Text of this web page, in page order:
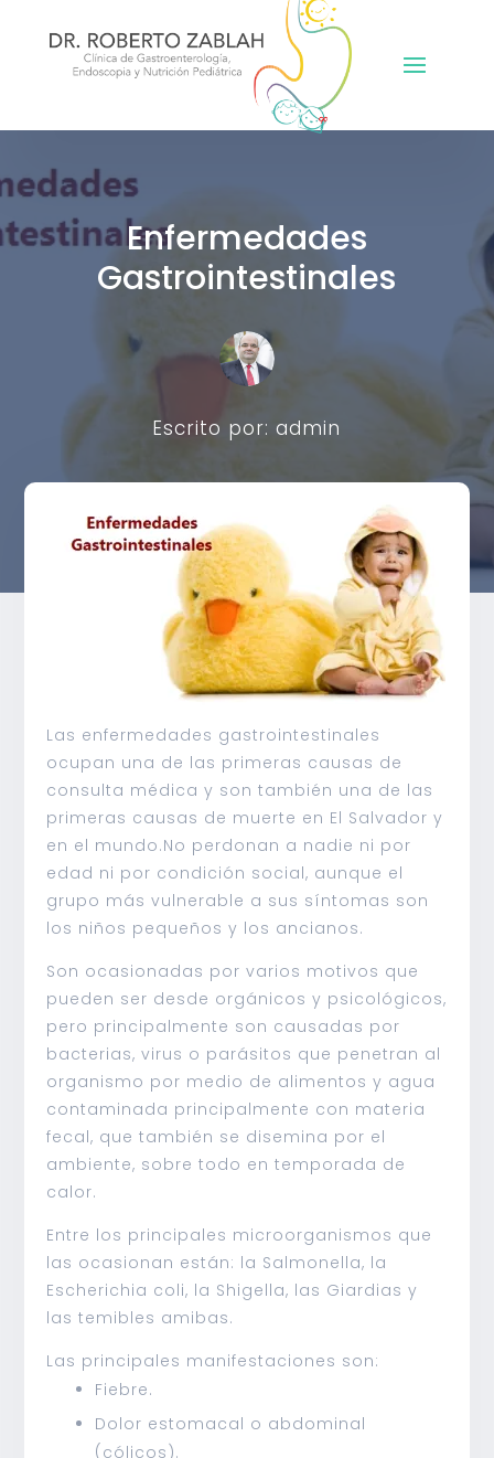
Enfermedades
Gastrointestinales
Escrito por: admin
Las enfermedades gastrointestinales
ocupan una de las primeras causas de
consulta médica y son también una de las
primeras causas de muerte en El Salvador y
en el mundo.No perdonan a nadie ni por
edad ni por condición social, aunque el
grupo más vulnerable a sus síntomas son
los niños pequeños y los ancianos.
Son ocasionadas por varios motivos que
pueden ser desde orgánicos y psicológicos,
pero principalmente son causadas por
bacterias, virus o parásitos que penetran al
organismo por medio de alimentos y agua
contaminada principalmente con materia
fecal, que también se disemina por el
ambiente, sobre todo en temporada de
calor.
Entre los principales microorganismos que
las ocasionan están: la Salmonella, la
Escherichia coli, la Shigella, las Giardias y
las temibles amibas.
Las principales manifestaciones son:
Fiebre.
Dolor estomacal o abdominal
(cólicos).